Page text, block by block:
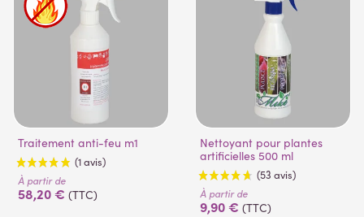
Traitement anti-feu m1
À partir de
58,20 € (TTC)
Nettoyant pour plantes
artificielles 500 ml
À partir de
9,90 € (TTC)